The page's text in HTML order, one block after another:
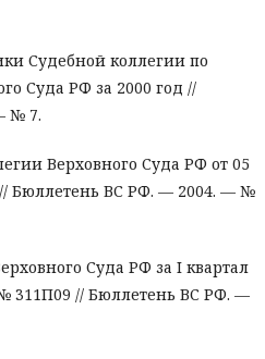
Судебной коллегии по
Суда РФ за 2000 год //
№ 7.
Верховного Суда РФ от 05
// Бюллетень ВС РФ. — 2004. — №
Суда РФ за I квартал
311П09 // Бюллетень ВС РФ. —